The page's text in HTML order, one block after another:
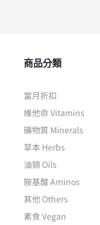
商品分類
當月折扣
維他命 Vitamins
礦物質 Minerals
草本 Herbs
油類 Oils
胺基酸 Aminos
其他 Others
素食 Vegan